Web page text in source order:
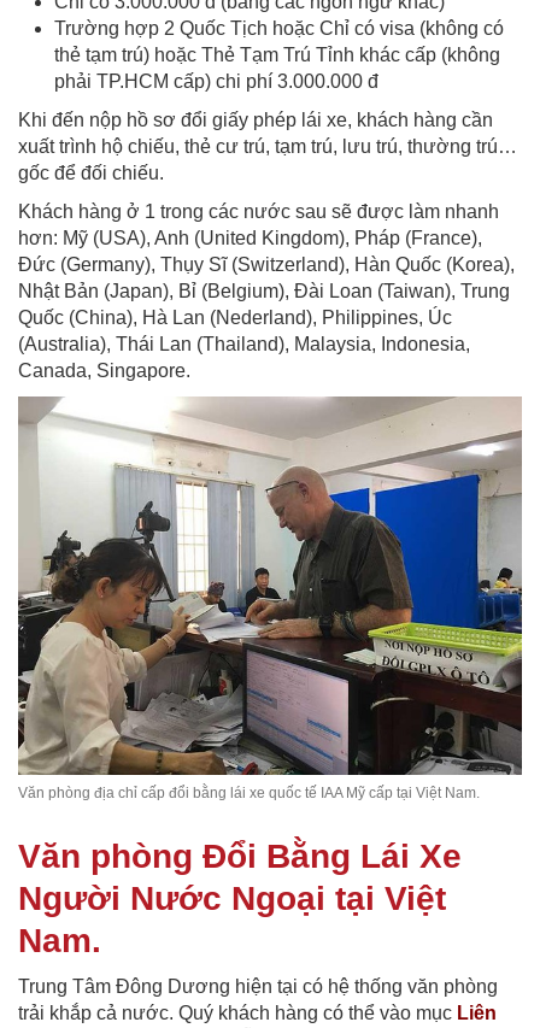
Trường hợp 2 Quốc Tịch hoặc Chỉ có visa (không có
thẻ tạm trú) hoặc Thẻ Tạm Trú Tỉnh khác cấp (không
phải TP.HCM cấp) chi phí 3.000.000 đ
Khi đến nộp hồ sơ đổi giấy phép lái xe, khách hàng cần
xuất trình hộ chiếu, thẻ cư trú, tạm trú, lưu trú, thường trú…
gốc để đối chiếu.
Khách hàng ở 1 trong các nước sau sẽ được làm nhanh
hơn: Mỹ (USA), Anh (United Kingdom), Pháp (France),
Đức (Germany), Thụy Sĩ (Switzerland), Hàn Quốc (Korea),
Nhật Bản (Japan), Bỉ (Belgium), Đài Loan (Taiwan), Trung
Quốc (China), Hà Lan (Nederland), Philippines, Úc
(Australia), Thái Lan (Thailand), Malaysia, Indonesia,
Canada, Singapore.
Văn phòng địa chỉ cấp đổi bằng lái xe quốc tế IAA Mỹ cấp tại Việt Nam.
Văn phòng Đổi Bằng Lái Xe
Người Nước Ngoại tại Việt
Nam.
Trung Tâm Đông Dương hiện tại có hệ thống văn phòng
trải khắp cả nước. Quý khách hàng có thể vào mục Liên